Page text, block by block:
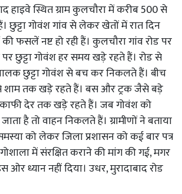
हाइवे स्थित ग्राम कुलचौरा में करीब 500 से
छुट्टा गोवंश गांव से लेकर खेतों में रात दिन
फसलें नष्ट हो रही हैं। कुलचौरा गांव रोड पर
छुट्टा गोवंश हर समय खड़े रहते हैं। रोड से
छुट्टा गोवंश से बच कर निकलते हैं। बीच
शाम तक खड़े रहते हैं। बस और ट्रक जैसे बड़े
देर तक खड़े रहते हैं। जब गोवंश को
है तो वाहन निकलते हैं। ग्रामीणों ने बताया
को लेकर जिला प्रशासन को कई बार पत्र
में संरक्षित कराने की मांग की गई, मगर
ओर ध्यान नहीं दिया। उधर, मुरादाबाद रोड